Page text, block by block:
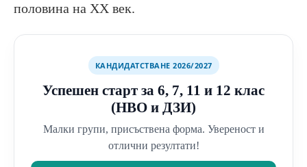
половина на ХХ век.
КАНДИДАТСТВАНЕ 2026/2027
Успешен старт за 6, 7, 11 и 12 клас
(НВО и ДЗИ)
Малки групи, присъствена форма. Увереност и
отлични резултати!